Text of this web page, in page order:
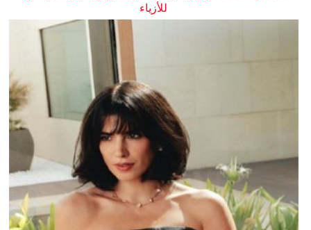
للأزياء